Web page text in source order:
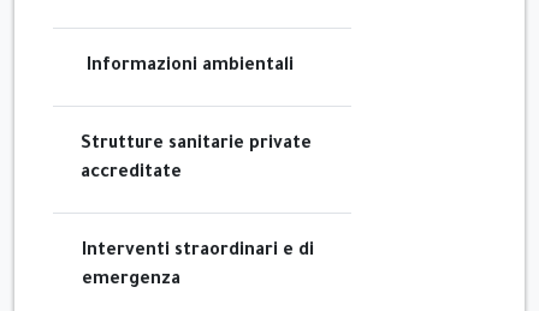
Informazioni ambientali
Strutture sanitarie private
accreditate
Interventi straordinari e di
emergenza